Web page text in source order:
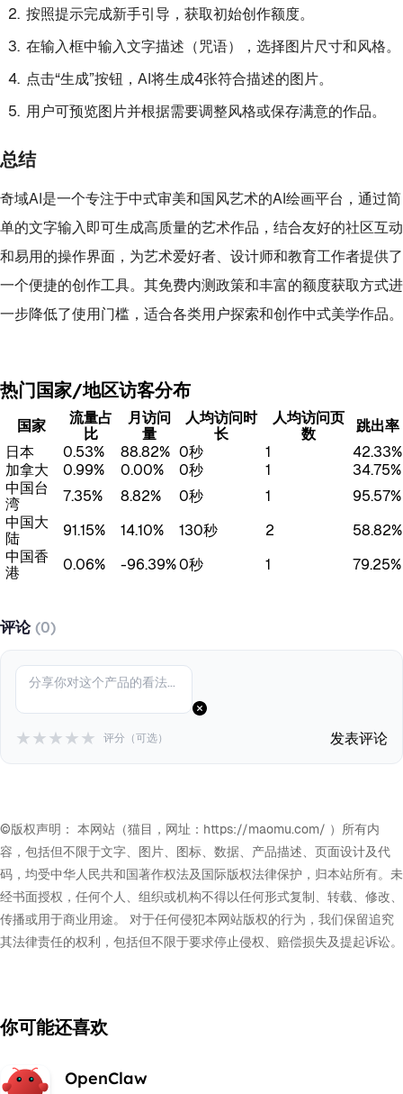
按照提示完成新手引导，获取初始创作额度。
在输入框中输入文字描述（咒语），选择图片尺寸和风格。
点击“生成”按钮，AI将生成4张符合描述的图片。
用户可预览图片并根据需要调整风格或保存满意的作品。
总结
奇域AI是一个专注于中式审美和国风艺术的AI绘画平台，通过简
单的文字输入即可生成高质量的艺术作品，结合友好的社区互动
和易用的操作界面，为艺术爱好者、设计师和教育工作者提供了
一个便捷的创作工具。其免费内测政策和丰富的额度获取方式进
一步降低了使用门槛，适合各类用户探索和创作中式美学作品。
热门国家/地区访客分布
国家
流量占
比
月访问
量
人均访问时
长
人均访问页
数
跳出率
日本
0.53% 88.82% 0秒 1
42.33%
加拿大
0.99% 0.00% 0秒 1
34.75%
中国台
湾
7.35% 8.82% 0秒 1
95.57%
中国大
陆
91.15% 14.10% 130秒 2
58.82%
中国香
港
0.06% -96.39%0秒 1 79.25%
评论(0)
★★★★★ 评分（可选） 发表评论
©版权声明： 本网站（猫目，网址：https://maomu.com/ ）所有内
容，包括但不限于文字、图片、图标、数据、产品描述、页面设计及代
码，均受中华人民共和国著作权法及国际版权法律保护，归本站所有。未
经书面授权，任何个人、组织或机构不得以任何形式复制、转载、修改、
传播或用于商业用途。 对于任何侵犯本网站版权的行为，我们保留追究
其法律责任的权利，包括但不限于要求停止侵权、赔偿损失及提起诉讼。
你可能还喜欢
OpenClaw